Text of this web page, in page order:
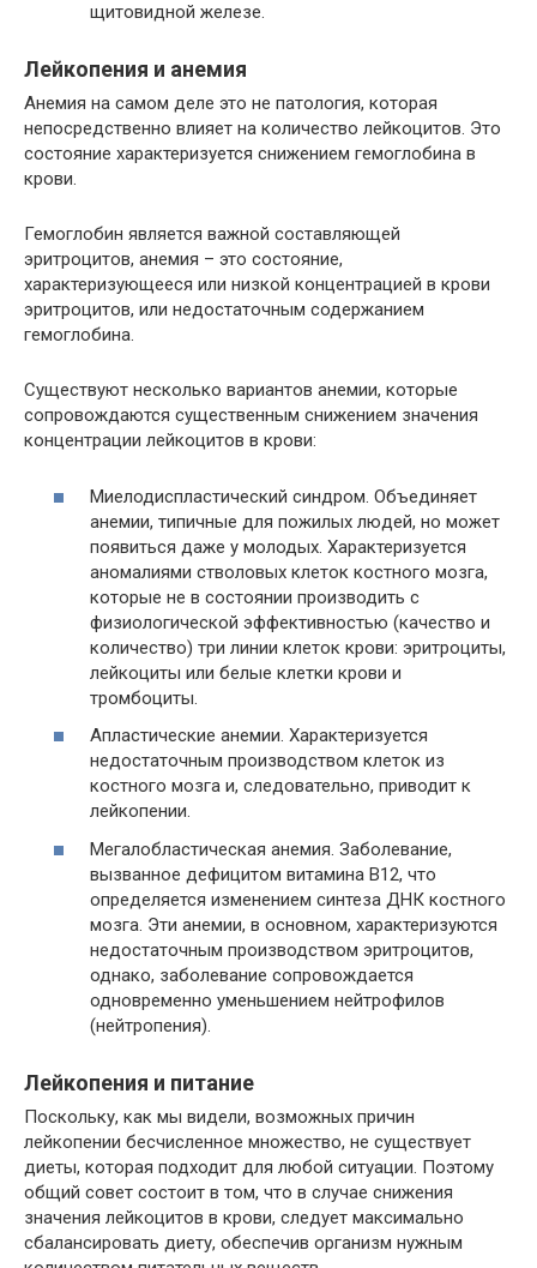
щитовидной железе.
Лейкопения и анемия
Анемия на самом деле это не патология, которая
непосредственно влияет на количество лейкоцитов. Это
состояние характеризуется снижением гемоглобина в
крови.
Гемоглобин является важной составляющей
эритроцитов, анемия – это состояние,
характеризующееся или низкой концентрацией в крови
эритроцитов, или недостаточным содержанием
гемоглобина.
Существуют несколько вариантов анемии, которые
сопровождаются существенным снижением значения
концентрации лейкоцитов в крови:
Миелодиспластический синдром. Объединяет
анемии, типичные для пожилых людей, но может
появиться даже у молодых. Характеризуется
аномалиями стволовых клеток костного мозга,
которые не в состоянии производить с
физиологической эффективностью (качество и
количество) три линии клеток крови: эритроциты,
лейкоциты или белые клетки крови и
тромбоциты.
Апластические анемии. Характеризуется
недостаточным производством клеток из
костного мозга и, следовательно, приводит к
лейкопении.
Мегалобластическая анемия. Заболевание,
вызванное дефицитом витамина В12, что
определяется изменением синтеза ДНК костного
мозга. Эти анемии, в основном, характеризуются
недостаточным производством эритроцитов,
однако, заболевание сопровождается
одновременно уменьшением нейтрофилов
(нейтропения).
Лейкопения и питание
Поскольку, как мы видели, возможных причин
лейкопении бесчисленное множество, не существует
диеты, которая подходит для любой ситуации. Поэтому
общий совет состоит в том, что в случае снижения
значения лейкоцитов в крови, следует максимально
сбалансировать диету, обеспечив организм нужным